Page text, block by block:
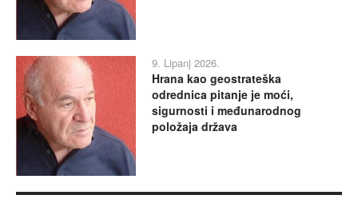
9. Lipanj 2026.
Hrana kao geostrateška
odrednica pitanje je moći,
sigurnosti i međunarodnog
položaja država